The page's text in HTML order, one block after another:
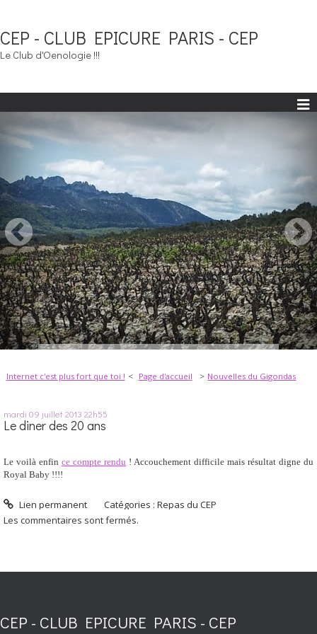
CEP - CLUB EPICURE PARIS - CEP
Le Club d'Oenologie !!!
Internet c'est plus fort que toi ! Page d'accueil Nouvelles du Gigondas
mardi 09 juillet 2013 22h55
Le diner des 20 ans
Le voilà enfin ce compte rendu ! Accouchement difficile mais résultat digne du
Royal Baby !!!!
Lien permanent Catégories :Repas du CEP
Les commentaires sont fermés.
CEP - CLUB EPICURE PARIS - CEP